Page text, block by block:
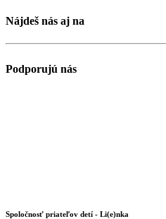
Nájdeš nás aj na
Podporujú nás
Spoločnosť priateľov detí - Li(e)nka